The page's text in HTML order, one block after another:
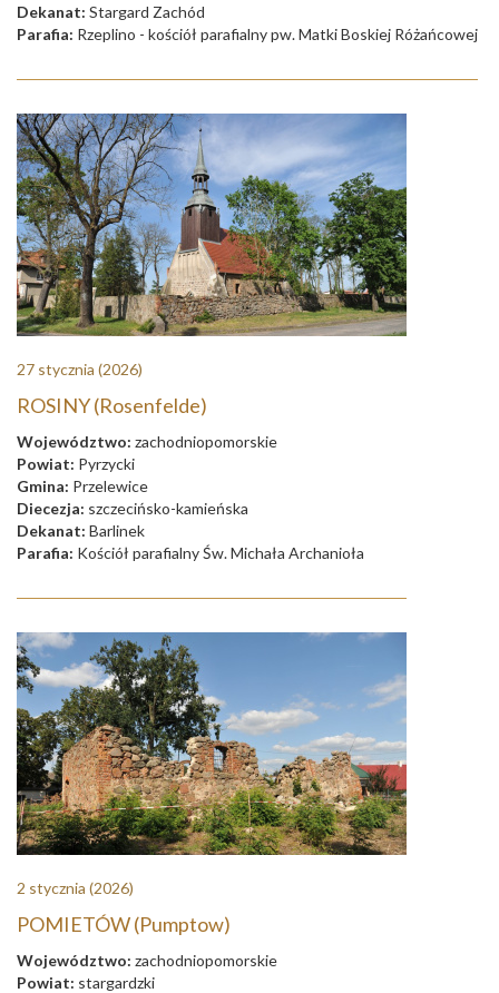
Dekanat: Stargard Zachód
Parafia: Rzeplino - kościół parafialny pw. Matki Boskiej Różańcowej
27 stycznia (2026)
ROSINY (Rosenfelde)
Województwo: zachodniopomorskie
Powiat: Pyrzycki
Gmina: Przelewice
Diecezja: szczecińsko-kamieńska
Dekanat: Barlinek
Parafia: Kościół parafialny Św. Michała Archanioła
2 stycznia (2026)
POMIETÓW (Pumptow)
Województwo: zachodniopomorskie
Powiat: stargardzki